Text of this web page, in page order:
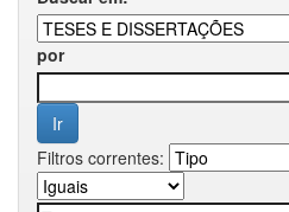
por
Filtros correntes: